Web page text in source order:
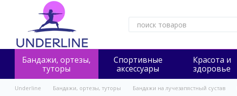
Перейти к основному контенту
Бандажи, ортезы,
туторы
Cпортивные
аксессуары
Красота и
здоровье
Underline Бандажи, ортезы, туторы Бандажи на лучезапястный сустав